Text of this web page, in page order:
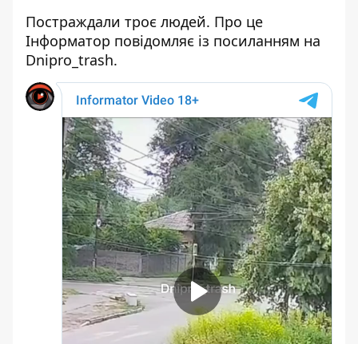
Постраждали троє людей. Про це
Інформатор повідомляє із посиланням на
Dniprо_trash.